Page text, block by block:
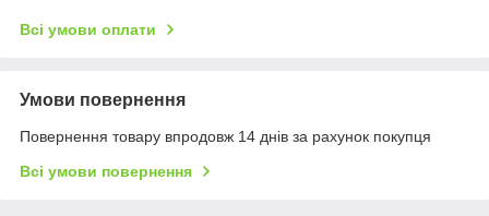
Всі умови оплати
Умови повернення
Повернення товару впродовж 14 днів за рахунок покупця
Всі умови повернення